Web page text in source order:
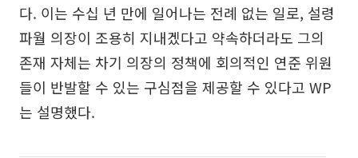
다. 이는 수십 년 만에 일어나는 전례 없는 일로, 설령
파월 의장이 조용히 지내겠다고 약속하더라도 그의
존재 자체는 차기 의장의 정책에 회의적인 연준 위원
들이 반발할 수 있는 구심점을 제공할 수 있다고 WP
는 설명했다.